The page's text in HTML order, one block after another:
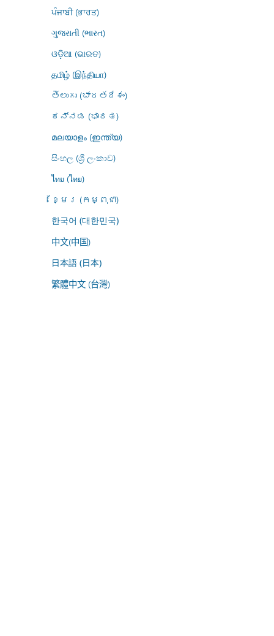
ਪੰਜਾਬੀ (ਭਾਰਤ)
ગુજરાતી (ભારત)
ଓଡ଼ିଆ (ଭାରତ)
தமிழ் (இந்தியா)
తెలుగు (భారతదేశం)
ಕನ್ನಡ (ಭಾರತ)
മലയാളം (ഇന്ത്യ)
සිංහල (ශ්‍රී ලංකාව)
ไทย (ไทย)
ខ្មែរ (កម្ពុជា)
한국어 (대한민국)
中文(中国)
日本語 (日本)
繁體中文 (台灣)